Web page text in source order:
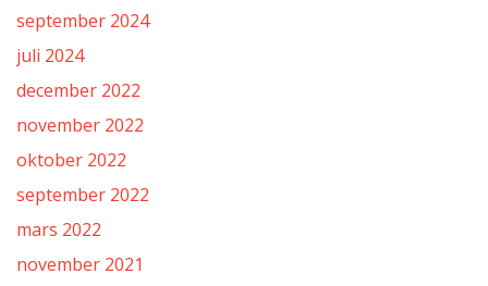
september 2024
juli 2024
december 2022
november 2022
oktober 2022
september 2022
mars 2022
november 2021